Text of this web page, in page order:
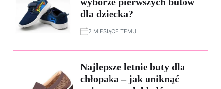
dla dziecka?
2 MIESIĄCE TEMU
Najlepsze letnie buty dla
chłopaka – jak uniknąć